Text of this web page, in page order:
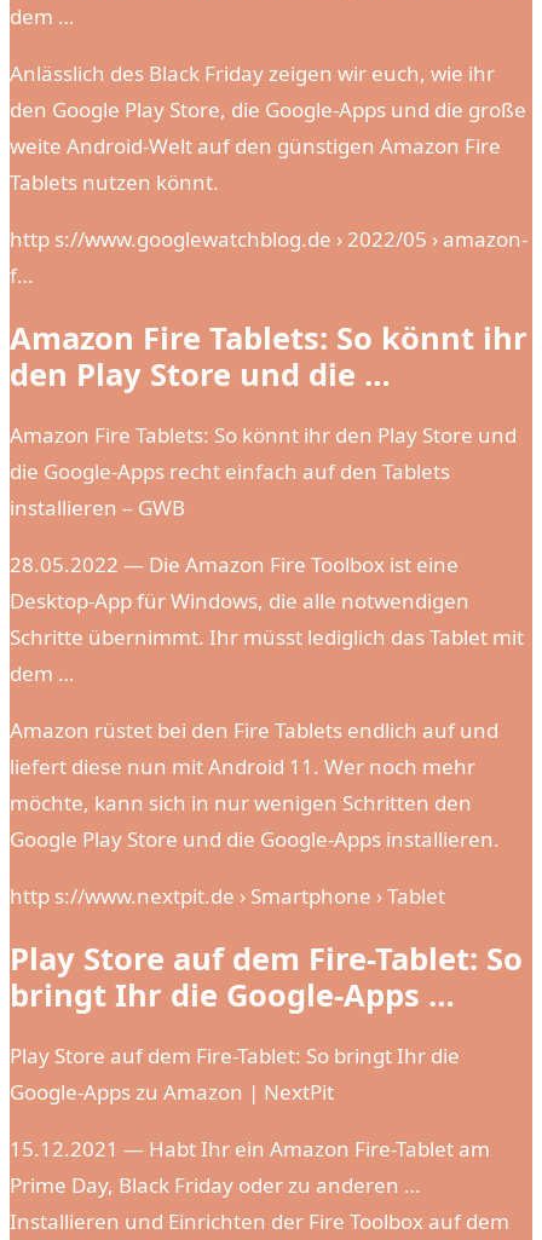
dem …
Anlässlich des Black Friday zeigen wir euch, wie ihr
den Google Play Store, die Google-Apps und die große
weite Android-Welt auf den günstigen Amazon Fire
Tablets nutzen könnt.
http s://www.googlewatchblog.de › 2022/05 › amazon-
f…
Amazon Fire Tablets: So könnt ihr
den Play Store und die …
Amazon Fire Tablets: So könnt ihr den Play Store und
die Google-Apps recht einfach auf den Tablets
installieren – GWB
28.05.2022 — Die Amazon Fire Toolbox ist eine
Desktop-App für Windows, die alle notwendigen
Schritte übernimmt. Ihr müsst lediglich das Tablet mit
dem …
Amazon rüstet bei den Fire Tablets endlich auf und
liefert diese nun mit Android 11. Wer noch mehr
möchte, kann sich in nur wenigen Schritten den
Google Play Store und die Google-Apps installieren.
http s://www.nextpit.de › Smartphone › Tablet
Play Store auf dem Fire-Tablet: So
bringt Ihr die Google-Apps …
Play Store auf dem Fire-Tablet: So bringt Ihr die
Google-Apps zu Amazon | NextPit
15.12.2021 — Habt Ihr ein Amazon Fire-Tablet am
Prime Day, Black Friday oder zu anderen …
Installieren und Einrichten der Fire Toolbox auf dem